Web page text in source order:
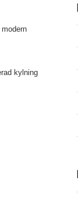
kylning